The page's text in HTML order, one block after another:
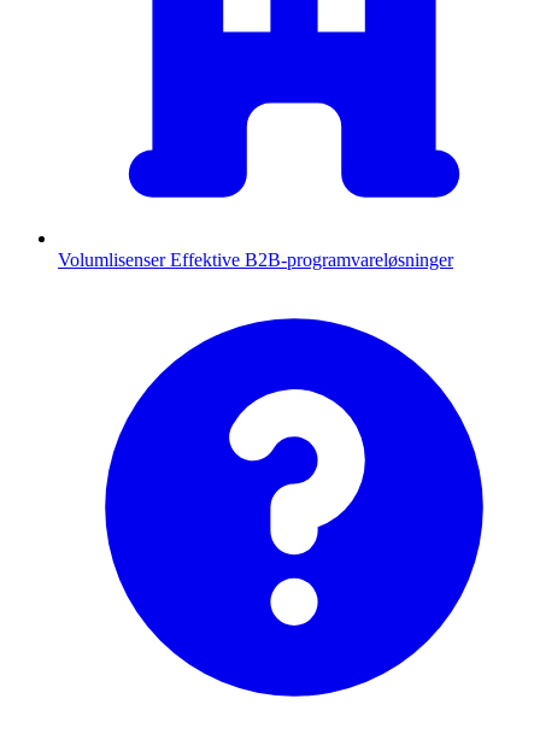
Volumlisenser Effektive B2B-programvareløsninger